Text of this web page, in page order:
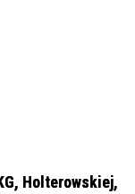
Holterowskiej,